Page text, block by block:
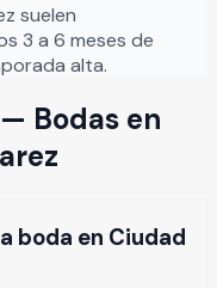
suelen
3 a 6 meses de
alta.
Bodas en
boda en Ciudad